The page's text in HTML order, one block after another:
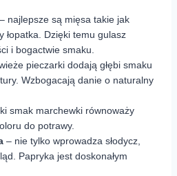
– najlepsze są mięsa takie jak
łopatka. Dzięki temu gulasz
i bogactwie smaku.
pieczarki dodają głębi smaku
Wzbogacają danie o naturalny
smak marchewki równoważy
do potrawy.
– nie tylko wprowadza słodycz,
Papryka jest doskonałym